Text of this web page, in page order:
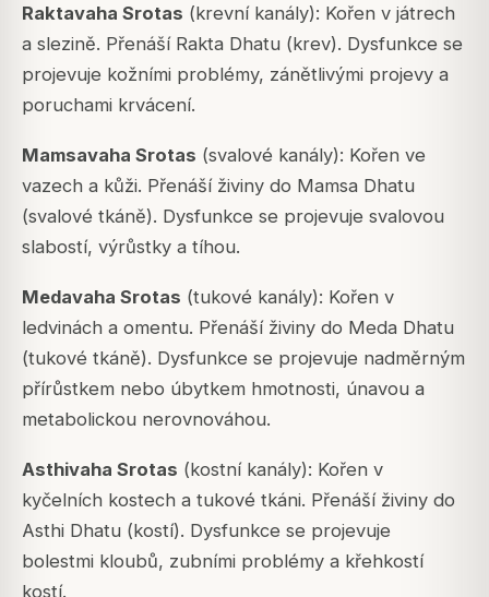
Raktavaha Srotas (krevní kanály): Kořen v játrech
a slezině. Přenáší Rakta Dhatu (krev). Dysfunkce se
projevuje kožními problémy, zánětlivými projevy a
poruchami krvácení.
Mamsavaha Srotas (svalové kanály): Kořen ve
vazech a kůži. Přenáší živiny do Mamsa Dhatu
(svalové tkáně). Dysfunkce se projevuje svalovou
slabostí, výrůstky a tíhou.
Medavaha Srotas (tukové kanály): Kořen v
ledvinách a omentu. Přenáší živiny do Meda Dhatu
(tukové tkáně). Dysfunkce se projevuje nadměrným
přírůstkem nebo úbytkem hmotnosti, únavou a
metabolickou nerovnováhou.
Asthivaha Srotas (kostní kanály): Kořen v
kyčelních kostech a tukové tkáni. Přenáší živiny do
Asthi Dhatu (kostí). Dysfunkce se projevuje
bolestmi kloubů, zubními problémy a křehkostí
kostí.